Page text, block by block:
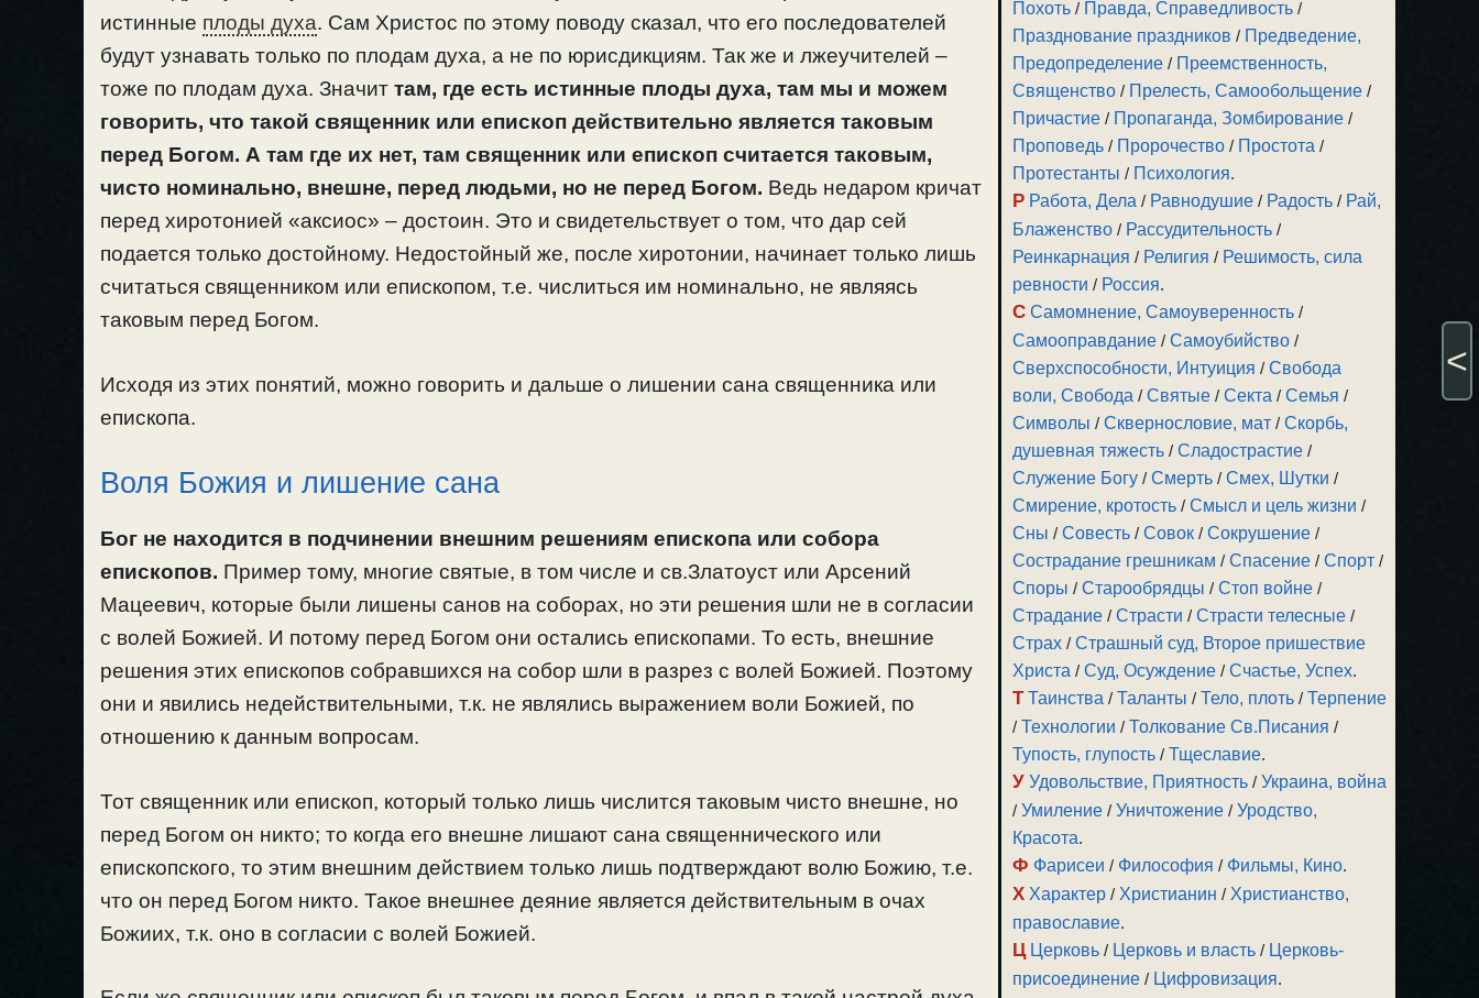
истинные плоды духа. Сам Христос по этому поводу сказал, что его последователей
будут узнавать только по плодам духа, а не по юрисдикциям. Так же и лжеучителей –
тоже по плодам духа. Значит там, где есть истинные плоды духа, там мы и можем
говорить, что такой священник или епископ действительно является таковым
перед Богом. А там где их нет, там священник или епископ считается таковым,
чисто номинально, внешне, перед людьми, но не перед Богом. Ведь недаром кричат
перед хиротонией «аксиос» – достоин. Это и свидетельствует о том, что дар сей
подается только достойному. Недостойный же, после хиротонии, начинает только лишь
считаться священником или епископом, т.е. числиться им номинально, не являясь
таковым перед Богом.
Исходя из этих понятий, можно говорить и дальше о лишении сана священника или
епископа.
Воля Божия и лишение сана
Бог не находится в подчинении внешним решениям епископа или собора
епископов. Пример тому, многие святые, в том числе и св.Златоуст или Арсений
Мацеевич, которые были лишены санов на соборах, но эти решения шли не в согласии
с волей Божией. И потому перед Богом они остались епископами. То есть, внешние
решения этих епископов собравшихся на собор шли в разрез с волей Божией. Поэтому
они и явились недействительными, т.к. не являлись выражением воли Божией, по
отношению к данным вопросам.
Тот священник или епископ, который только лишь числится таковым чисто внешне, но
перед Богом он никто; то когда его внешне лишают сана священнического или
епископского, то этим внешним действием только лишь подтверждают волю Божию, т.е.
что он перед Богом никто. Такое внешнее деяние является действительным в очах
Божиих, т.к. оно в согласии с волей Божией.
Похоть / Правда, Справедливость /
Празднование праздников / Предведение,
Предопределение / Преемственность,
Священство / Прелесть, Самообольщение /
Причастие / Пропаганда, Зомбирование /
Проповедь / Пророчество / Простота /
Протестанты / Психология.
Р Работа, Дела / Равнодушие / Радость / Рай,
Блаженство / Рассудительность /
Реинкарнация / Религия / Решимость, сила
ревности / Россия.
С Самомнение, Самоуверенность /
Самооправдание /Самоубийство /
Сверхспособности, Интуиция /Свобода
воли, Свобода /Святые /Секта /Семья /
Символы /Сквернословие, мат /Скорбь,
душевная тяжесть /Сладострастие /
Служение Богу /Смерть /Смех, Шутки /
Смирение, кротость /Смысл и цель жизни /
Сны /Совесть /Совок /Сокрушение /
Сострадание грешникам /Спасение /Спорт /
Споры /Старообрядцы /Стоп войне /
Страдание /Страсти /Страсти телесные /
Страх /Страшный суд, Второе пришествие
Христа /Суд, Осуждение /Счастье, Успех.
Т Таинства /Таланты /Тело, плоть /Терпение
/Технологии /Толкование Св.Писания /
Тупость, глупость /Тщеславие.
У Удовольствие, Приятность /Украина, война
/Умиление /Уничтожение /Уродство,
Красота.
Ф Фарисеи / Философия / Фильмы, Кино.
Х Характер / Христианин / Христианство,
православие.
Ц Церковь / Церковь и власть / Церковь-
присоединение / Цифровизация.
<